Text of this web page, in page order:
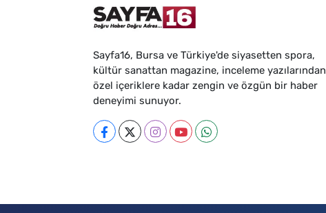
Sayfa16, Bursa ve Türkiye'de siyasetten spora,
kültür sanattan magazine, inceleme yazılarından
özel içeriklere kadar zengin ve özgün bir haber
deneyimi sunuyor.